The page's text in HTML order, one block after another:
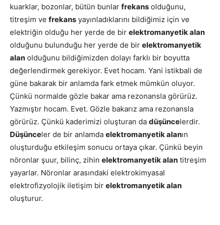
kuarklar, bozonlar, bütün bunlar frekans olduğunu,
titreşim ve frekans yayınladıklarını bildiğimiz için ve
elektriğin olduğu her yerde de bir elektromanyetik alan
olduğunu bulunduğu her yerde de bir elektromanyetik
alan olduğunu bildiğimizden dolayı farklı bir boyutta
değerlendirmek gerekiyor. Evet hocam. Yani istikbali de
güne bakarak bir anlamda fark etmek mümkün oluyor.
Çünkü normalde gözle bakar ama rezonansla görürüz.
Yazmıştır hocam. Evet. Gözle bakarız ama rezonansla
görürüz. Çünkü kaderimizi oluşturan da düşüncelerdir.
Düşünceler de bir anlamda elektromanyetik alanın
oluşturduğu etkileşim sonucu ortaya çıkar. Çünkü beyin
nöronlar şuur, bilinç, zihin elektromanyetik alan titreşim
yayarlar. Nöronlar arasındaki elektrokimyasal
elektrofizyolojik iletişim bir elektromanyetik alan
oluşturur.